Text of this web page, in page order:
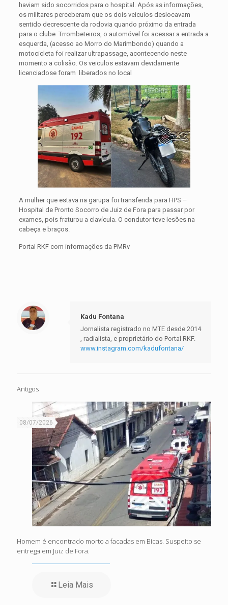
haviam sido socorridos para o hospital. Após as informações,
os militares perceberam que os dois veiculos deslocavam
sentido decrescente da rodovia quando próximo da entrada
para o clube Trrombeteiros, o automóvel foi acessar a entrada a
esquerda, (acesso ao Morro do Marimbondo) quando a
motocicleta foi realizar ultrapassage, acontecendo neste
momento a colisão. Os veiculos estavam devidamente
licenciadose foram liberados no local
A mulher que estava na garupa foi transferida para HPS –
Hospital de Pronto Socorro de Juiz de Fora para passar por
exames, pois fraturou a clavícula. O condutor teve lesões na
cabeça e braços.
Portal RKF com informações da PMRv
Kadu Fontana
Jornalista registrado no MTE desde 2014
, radialista, e proprietário do Portal RKF.
www.instagram.com/kadufontana/
Antigos
08/07/2026
Homem é encontrado morto a facadas em Bicas. Suspeito se
entrega em Juiz de Fora.
Leia Mais